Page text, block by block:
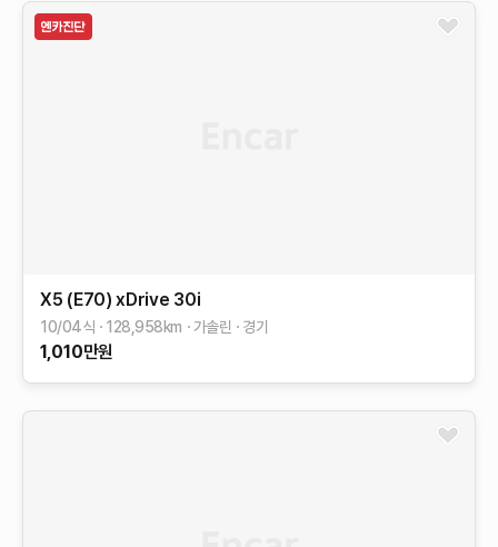
X5 (E70) xDrive 30i
10/04식 128,958km 가솔린 경기
1,010만원